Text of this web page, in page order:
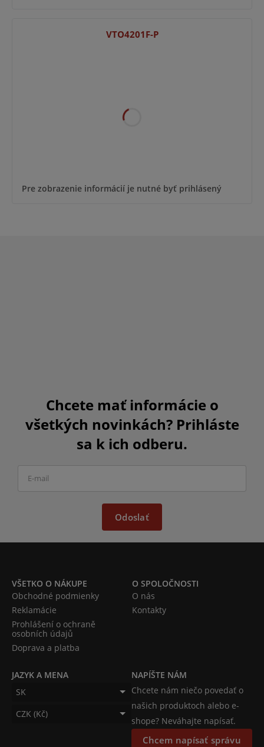
VTO4201F-P
Pre zobrazenie informácií je nutné byť prihlásený
Chcete mať informácie o
všetkých novinkách? Prihláste
sa k ich odberu.
Odoslať
VŠETKO O NÁKUPE
Obchodné podmienky
Reklamácie
Prohlášení o ochraně
osobních údajů
Doprava a platba
O SPOLOČNOSTI
O nás
Kontakty
JAZYK A MENA
SK
CZK (Kč)
NAPÍŠTE NÁM
Chcete nám niečo povedať o
našich produktoch alebo e-
shope? Neváhajte napísať.
Chcem napísať správu